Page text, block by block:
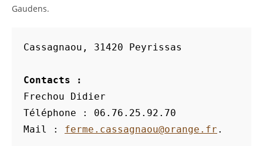
Gaudens.
Cassagnaou, 31420 Peyrissas
Contacts :
Frechou Didier
Téléphone : 06.76.25.92.70
Mail : ferme.cassagnaou@orange.fr .